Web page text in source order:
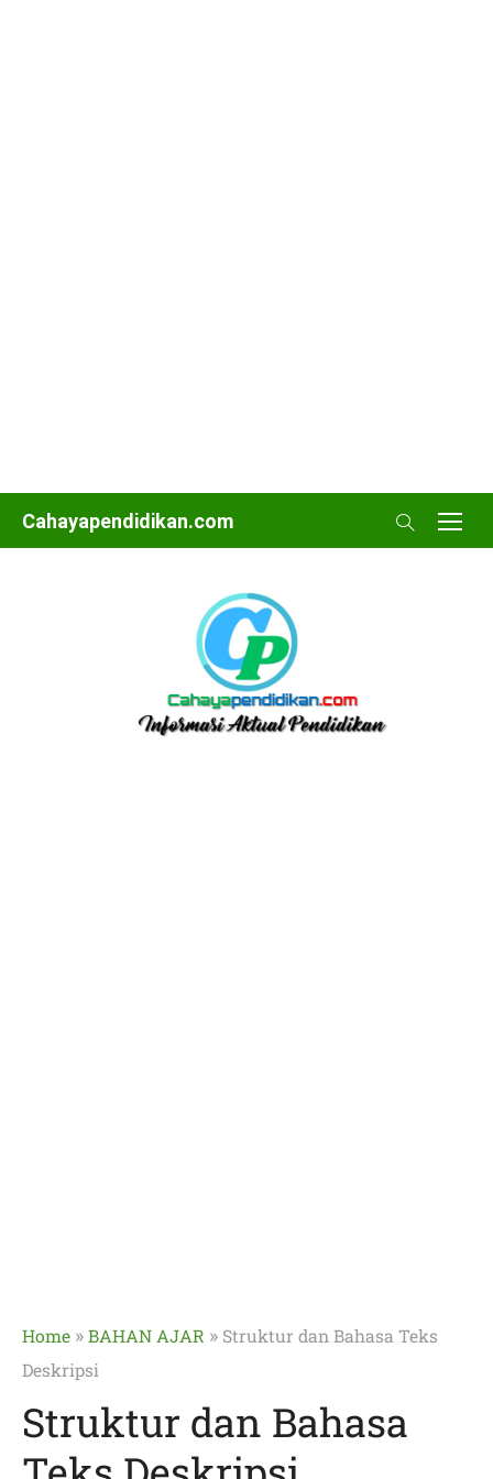
Skip
to
Cahayapendidikan.com
Home »BAHAN AJAR » Struktur dan Bahasa Teks
Deskripsi
Struktur dan Bahasa